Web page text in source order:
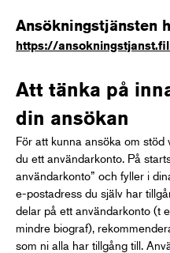
Ansökningstjänsten
https://
Att tänka på
din ansökan
För att kunna ansöka om
du ett användarkonto. På
användarkonto” och fyller i
e-postadress du själv har
delar på ett användarkonto (t
mindre biograf),
som ni alla har tillgång till.